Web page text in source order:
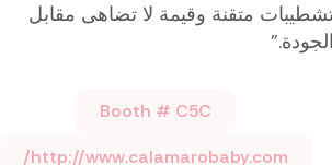
متقنة وقيمة لا تضاهى مقابل
الجودة.”
Booth # C5C
http://www.calamarobaby.com/